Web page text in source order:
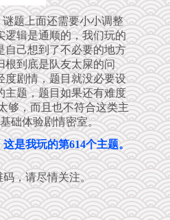
题上面还需要小小调整
逻辑是通顺的，我们玩的
自己想到了不必要的地方
根到底是队友太屎的问
度剧情，题目就没必要设
主题，题目如果还有难度
够，而且也不符合这类主
础体验剧情密室。
是我玩的第614个主题。
，请尽情关注。